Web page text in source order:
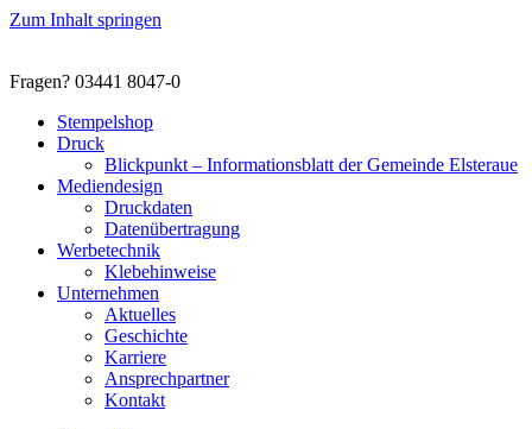
Zum Inhalt springen
Fragen? 03441 8047-0
Stempelshop
Druck
Blickpunkt – Informationsblatt der Gemeinde Elsteraue
Mediendesign
Druckdaten
Datenübertragung
Werbetechnik
Klebehinweise
Unternehmen
Aktuelles
Geschichte
Karriere
Ansprechpartner
Kontakt